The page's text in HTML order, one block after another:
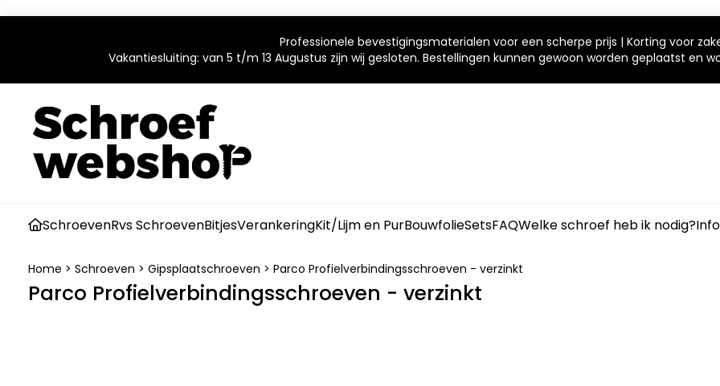
Professionele bevestigingsmaterialen voor een scherpe prijs | Korting voor
Vakantiesluiting: van 5 t/m 13 Augustus zijn wij gesloten. Bestellingen kunnen gewoon worden geplaatst en
SchroevenRvs SchroevenBitjesVerankeringKit/Lijm en PurBouwfolieSetsFAQWelke schroef heb ik nodig?
Home > Schroeven > Gipsplaatschroeven > Parco Profielverbindingsschroeven - verzinkt
Parco Profielverbindingsschroeven - verzinkt